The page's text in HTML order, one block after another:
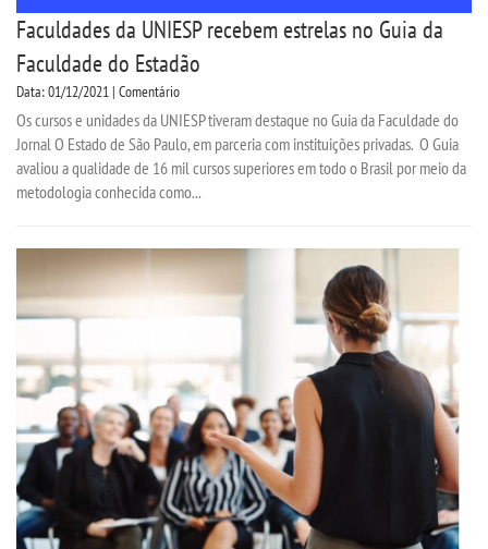
Faculdades da UNIESP recebem estrelas no Guia da
Faculdade do Estadão
Data: 01/12/2021 | Comentário
Os cursos e unidades da UNIESP tiveram destaque no Guia da Faculdade do
Jornal O Estado de São Paulo, em parceria com instituições privadas. O Guia
avaliou a qualidade de 16 mil cursos superiores em todo o Brasil por meio da
metodologia conhecida como...